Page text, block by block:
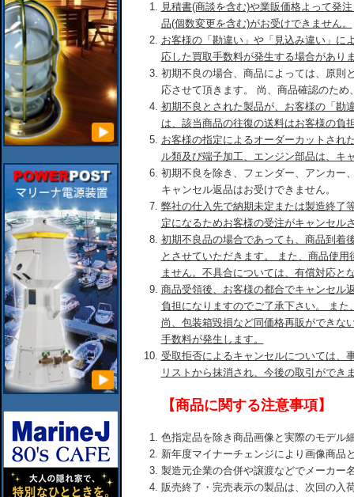
見積書(商談を含む)や業販価格よって発
品(個数変更を含む)がお受けできません。
お客様の「勘違い」や「見込み違い」に
応した買取手数料が発生する場合があり
初期不良の場合、商品によっては、原則
応させて頂きます。 尚、商品確認のた
初期不良とされた製品が、お客様の「勘
は、該当商品の往復の送料はお客様の負
お客様の指定によるオーダーカットされ
ル類及び端子加工、エンジン部品は、キ
初期不良を除き、フェンダー、アンカー
キャンセル返品はお受けできません。
弊社の仕入先で納期未定または製造終了
定になるためお客様の受注がキャンセル
初期不良品の場合であっても、商品到着
とさせていただきます。 また、商品使
ません。不具合については、有償対応と
商品受領後、お客様の都合でキャンセル
負担になりますのでご了承下さい。 ま
尚、包装箱毀損など同価格再販ができな
手数料が発生します。
受取拒否によるキャンセルについては、
リストから抹消され、今後の取引ができ
【商品に関する注意事項】
色指定品を除き商品画像と実際のモデル
新年度マイナーチェンジにより画像商品
製造元企業の合併や譲渡などでメーカー
販売終了・完売表示の製品は、次回の入